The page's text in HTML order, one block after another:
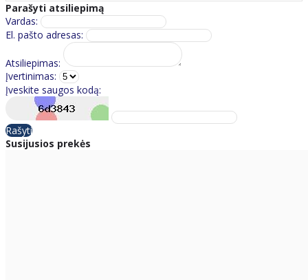
Parašyti atsiliepimą
Vardas:
El. pašto adresas:
Atsiliepimas:
Įvertinimas:
Įveskite saugos kodą:
Rašyti
Susijusios prekės